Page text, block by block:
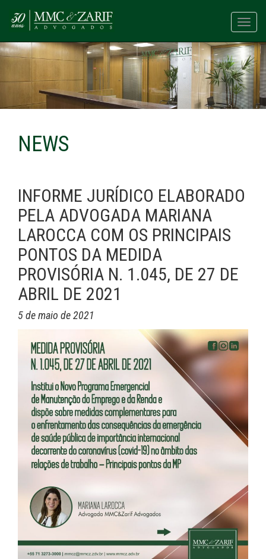
NEWS
INFORME JURÍDICO ELABORADO
PELA ADVOGADA MARIANA
LAROCCA COM OS PRINCIPAIS
PONTOS DA MEDIDA
PROVISÓRIA N. 1.045, DE 27 DE
ABRIL DE 2021
5 de maio de 2021